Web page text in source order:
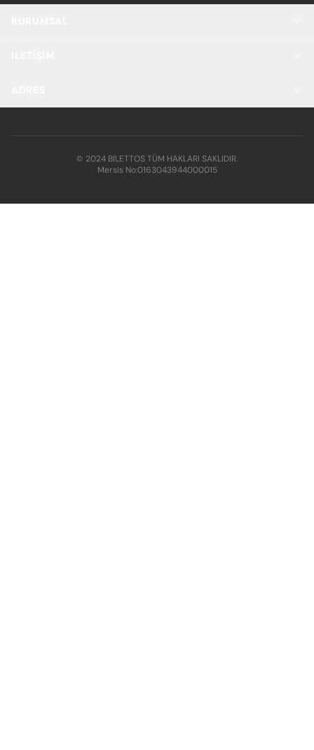
© 2024 BİLETTOS TÜM HAKLARI SAKLIDIR.
Mersis No:0163043944000015